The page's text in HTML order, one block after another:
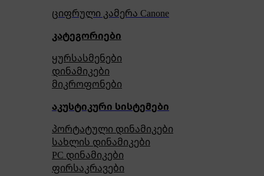
ციფრული კამერა Сanone
კატეგორიები
ყურსასმენები
დინამიკები
მიკროფონები
აკუსტიკური სისტემები
პორტატული დინამიკები
სახლის დინამიკები
PC დინამიკები
ფირსაკრავები